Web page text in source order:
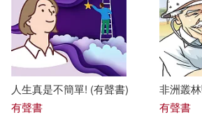
人生真是不簡單! (有聲書)
有聲書
非洲叢
有聲書